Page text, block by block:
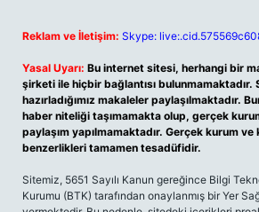
Reklam ve İletişim: Skype:
Yasal Uyarı: Bu internet sitesi, herhangi bir
şirketi ile hiçbir bağlantısı bulunmamaktadır.
hazırladığımız makaleler paylaşılmaktadır.
haber niteliği taşımamakta olup, gerçek
paylaşım yapılmamaktadır. Gerçek kurum
benzerlikleri tamamen tesadüfidir.
Sitemiz, 5651 Sayılı Kanun gereğince Bilgi
Kurumu (BTK) tarafından onaylanmış bir Yer